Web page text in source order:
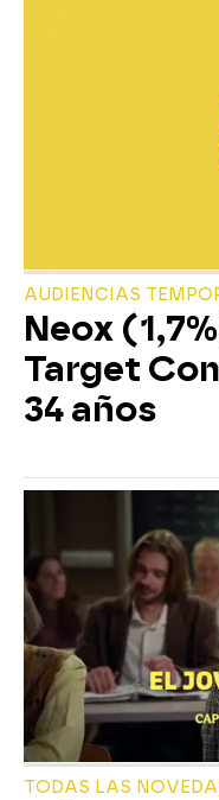
AUDIENCIAS
Neox
Target
34 años
TODAS LAS